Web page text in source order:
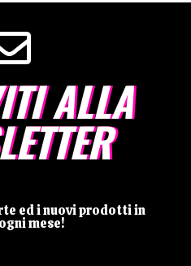
ALLA
ed i nuovi prodotti in
mese!